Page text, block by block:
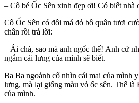
– Cô bé Ốc Sên xinh đẹp ơi! Có biết nhà
Cô Ốc Sên có đôi má đỏ bồ quân tươi
chân rồi trả lời:
– Ái chà, sao mà anh ngốc thế! Anh cứ
ngắm cái lưng của mình sẽ biết.
Ba Ba ngoảnh cổ nhìn cái mai của mình
lưng, mà lại giống màu vỏ ốc sên. Thế là
của mình.